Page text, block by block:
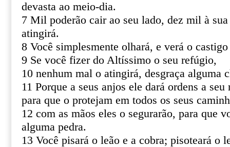
devasta ao meio-dia.
7 Mil poderão cair ao seu lado, dez mil à
atingirá.
8 Você simplesmente olhará, e verá o
9 Se você fizer do Altíssimo o seu refúgio,
10 nenhum mal o atingirá, desgraça alguma
11 Porque a seus anjos ele dará ordens a seu
para que o protejam em todos os seus
12 com as mãos eles o segurarão, para que
alguma pedra.
13 Você pisará o leão e a cobra; pisoteará o